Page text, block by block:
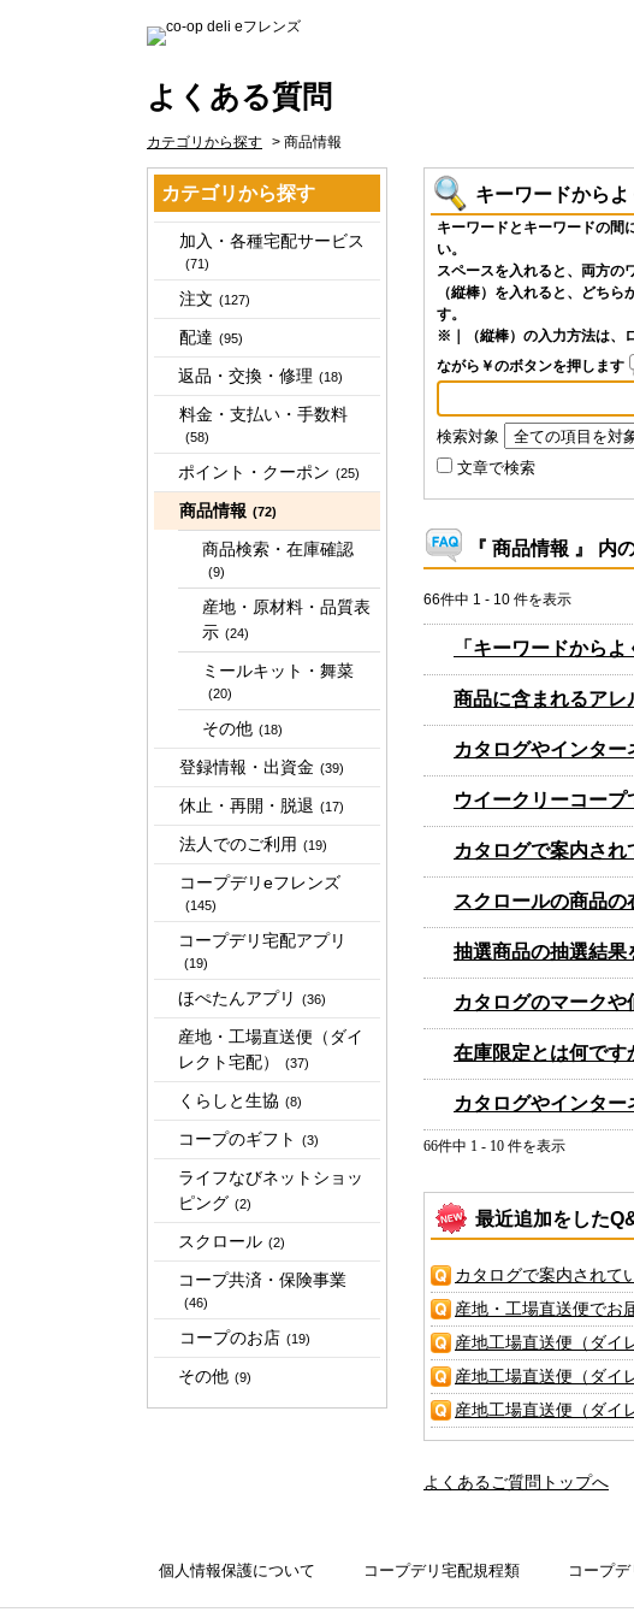
よくある質問
カテゴリから探す > 商品情報
カテゴリから探す
加入・各種宅配サービス
(71)
注文 (127)
配達 (95)
返品・交換・修理 (18)
料金・支払い・手数料
(58)
ポイント・クーポン (25)
商品情報 (72)
商品検索・在庫確認
(9)
産地・原材料・品質表
示 (24)
ミールキット・舞菜
(20)
その他 (18)
登録情報・出資金 (39)
休止・再開・脱退 (17)
法人でのご利用 (19)
コープデリeフレンズ
(145)
コープデリ宅配アプリ
(19)
ほぺたんアプリ (36)
産地・工場直送便（ダイ
レクト宅配）
(37)
くらしと生協 (8)
コープのギフト (3)
ライフなびネットショッ
ピング (2)
スクロール (2)
コープ共済・保険事業
(46)
コープのお店 (19)
その他 (9)
キーワードから
キーワードとキーワードの間
い。
スペースを入れると、両方の
（縦棒）を入れると、どち
す。
※｜（縦棒）の入力方法は、
ながら￥のボタンを押します
検索対象
文章で検索
『 商品情報 』 内
66件中 1 - 10 件を表示
「キーワードから
商品に含まれるアレ
カタログやインタ
ウイークリーコー
カタログで案内され
スクロールの商品の
抽選商品の抽選結果
カタログのマークや
在庫限定とは何です
カタログやインター
66件中 1 - 10 件を表示
最近追加をした
カタログで案内されて
産地・工場直送便でお
産地工場直送便（ダイ
産地工場直送便（ダイ
産地工場直送便（ダイ
よくあるご質問トップへ
個人情報保護について コープデリ宅配規程類 コープ